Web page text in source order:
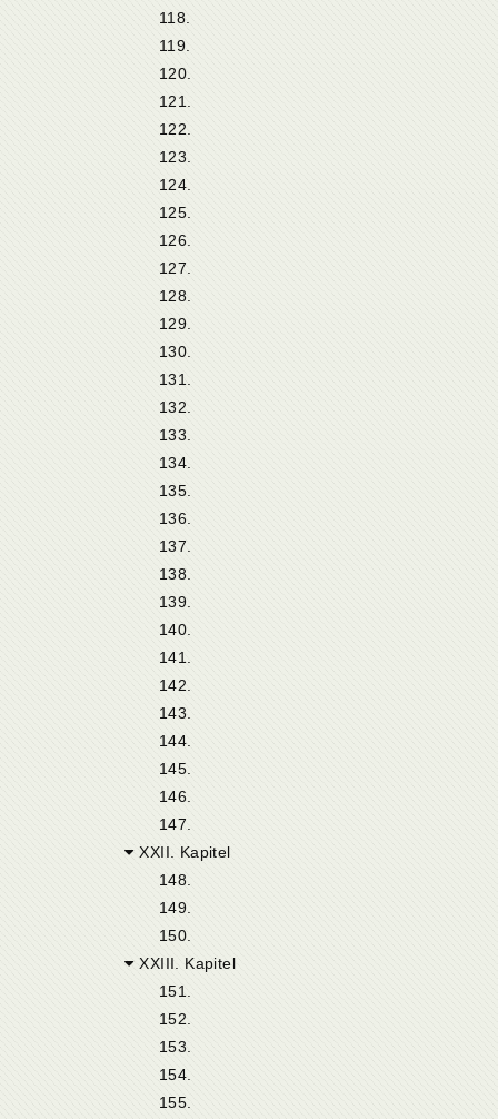
118.
119.
120.
121.
122.
123.
124.
125.
126.
127.
128.
129.
130.
131.
132.
133.
134.
135.
136.
137.
138.
139.
140.
141.
142.
143.
144.
145.
146.
147.
XXII. Kapitel
148.
149.
150.
XXIII. Kapitel
151.
152.
153.
154.
155.